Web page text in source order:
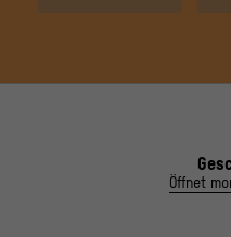
Öffnet